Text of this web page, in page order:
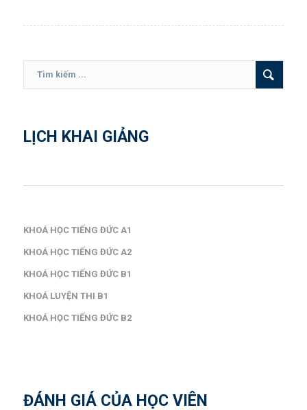
LỊCH KHAI GIẢNG
KHOÁ HỌC TIẾNG ĐỨC A1
KHOÁ HỌC TIẾNG ĐỨC A2
KHOÁ HỌC TIẾNG ĐỨC B1
KHOÁ LUYỆN THI B1
KHOÁ HỌC TIẾNG ĐỨC B2
ĐÁNH GIÁ CỦA HỌC VIÊN